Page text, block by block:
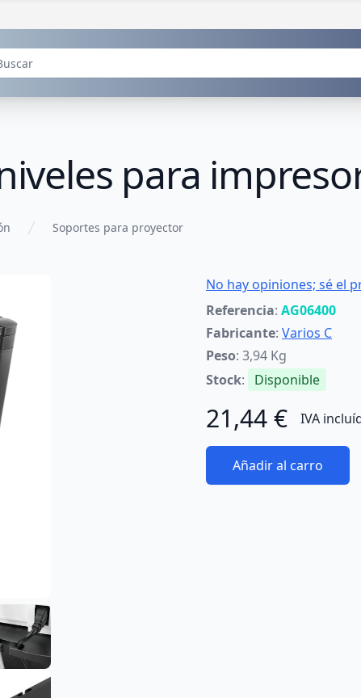
para
Soportes para proyector
No hay opiniones; sé el
Referencia: AG06400
Fabricante: Varios C
Peso: 3,94 Kg
Stock: Disponible
21,44 € IVA
Añadir al carro